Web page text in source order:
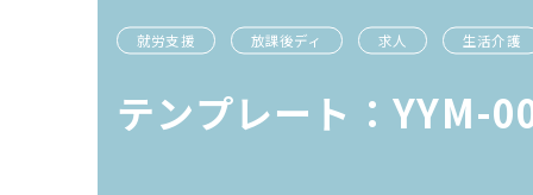
就労支援 放課後ディ 求人 生活介護
テンプレート：YYM-